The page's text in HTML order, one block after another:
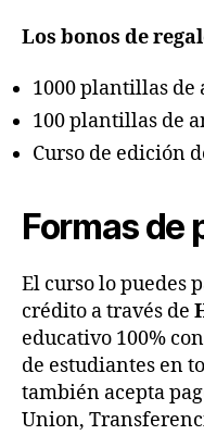
Los bonos de
1000 plantillas de
100 plantillas de
Curso de edición
Formas de
El curso lo puedes
crédito a través de
educativo 100%
de estudiantes en
también acepta
Union,